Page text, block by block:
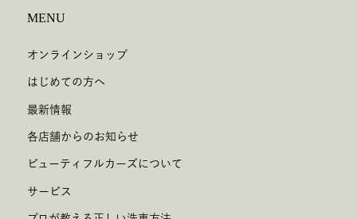
MENU
オンラインショップ
はじめての方へ
最新情報
各店舗からのお知らせ
ビューティフルカーズについて
サービス